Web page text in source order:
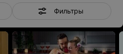
Фильтры